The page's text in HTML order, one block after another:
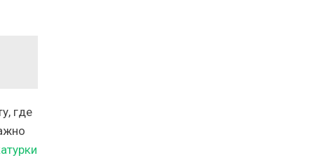
где